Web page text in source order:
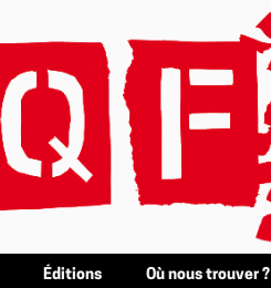
Éditions Où nous trouver ?